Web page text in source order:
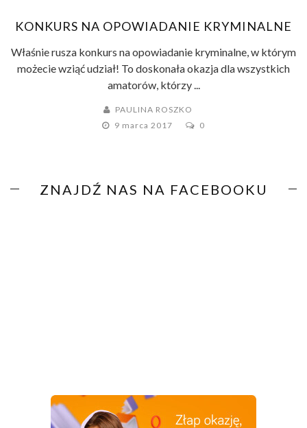
KONKURS NA OPOWIADANIE KRYMINALNE
Właśnie rusza konkurs na opowiadanie kryminalne, w którym
możecie wziąć udział! To doskonała okazja dla wszystkich
amatorów, którzy ...
PAULINA ROSZKO
9 marca 2017
0
ZNAJDŹ NAS NA FACEBOOKU